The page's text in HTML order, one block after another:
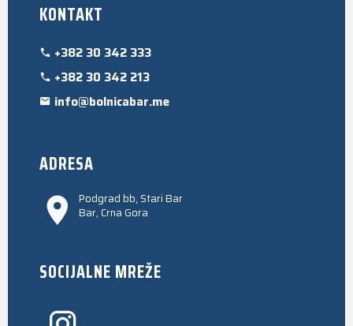
KONTAKT
+382 30 342 333
+382 30 342 213
info@bolnicabar.me
ADRESA
Podgrad bb, Stari Bar
Bar, Crna Gora
SOCIJALNE MREŽE